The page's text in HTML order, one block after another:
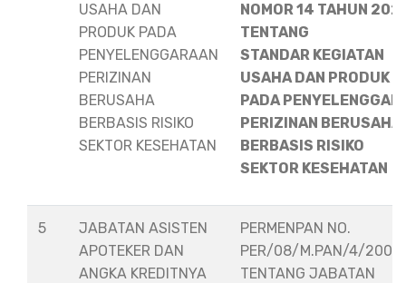
USAHA DAN
PRODUK PADA
PENYELENGGARAAN
PERIZINAN
BERUSAHA
BERBASIS RISIKO
SEKTOR KESEHATAN
NOMOR 14 TAHUN
TENTANG
STANDAR KEGIATAN
USAHA DAN PRODUK
PADA
PERIZINAN BERUSAHA
BERBASIS RISIKO
SEKTOR KESEHATAN
5
JABATAN ASISTEN
APOTEKER DAN
ANGKA KREDITNYA
PERMENPAN NO.
PER/08/M.PAN/4/2008
TENTANG JABATAN